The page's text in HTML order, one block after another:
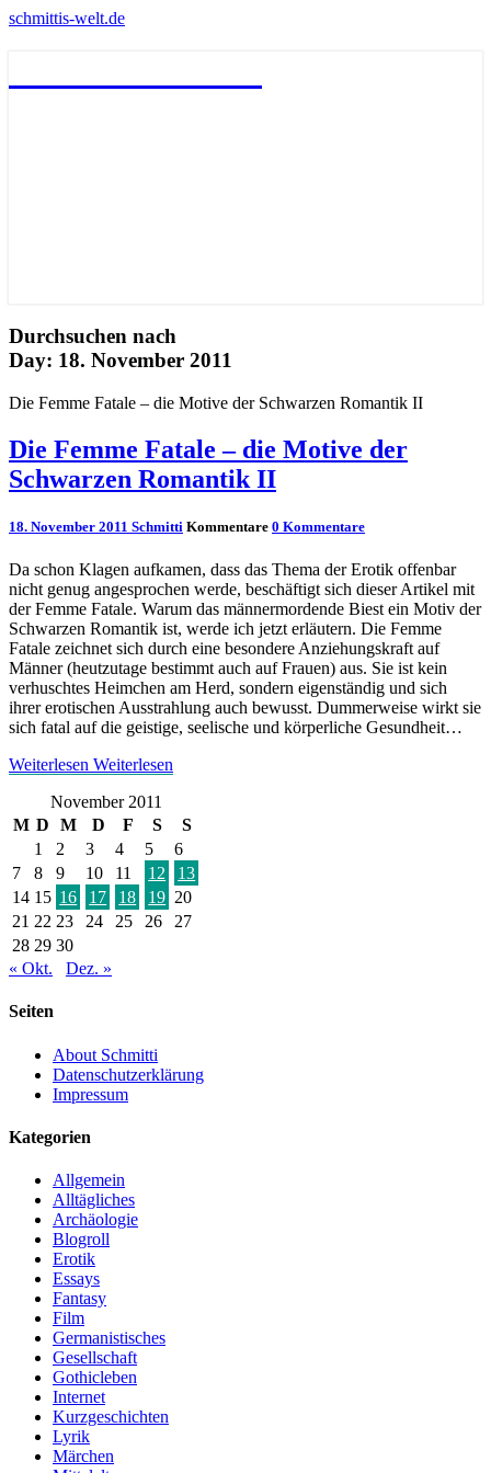
schmittis-welt.de
Durchsuchen nach
Day: 18. November 2011
Die Femme Fatale – die Motive der Schwarzen Romantik II
Die Femme Fatale – die Motive der
Schwarzen Romantik II
18. November 2011 Schmitti Kommentare 0 Kommentare
Da schon Klagen aufkamen, dass das Thema der Erotik offenbar
nicht genug angesprochen werde, beschäftigt sich dieser Artikel mit
der Femme Fatale. Warum das männermordende Biest ein Motiv der
Schwarzen Romantik ist, werde ich jetzt erläutern. Die Femme
Fatale zeichnet sich durch eine besondere Anziehungskraft auf
Männer (heutzutage bestimmt auch auf Frauen) aus. Sie ist kein
verhuschtes Heimchen am Herd, sondern eigenständig und sich
ihrer erotischen Ausstrahlung auch bewusst. Dummerweise wirkt sie
sich fatal auf die geistige, seelische und körperliche Gesundheit…
Weiterlesen Weiterlesen
November 2011
M D M D F S
S
1
2 3 4 5
6
7
8 9 10 11 12
13
14 15 16 17 18 19 20
21 22 23 24 25 26
27
28 29 30
« Okt.
Dez. »
Seiten
About Schmitti
Datenschutzerklärung
Impressum
Kategorien
Allgemein
Alltägliches
Archäologie
Blogroll
Erotik
Essays
Fantasy
Film
Germanistisches
Gesellschaft
Gothicleben
Internet
Kurzgeschichten
Lyrik
Märchen